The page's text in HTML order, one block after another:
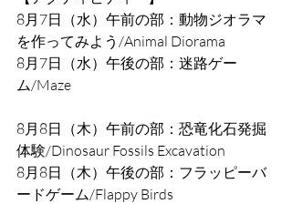
8月7日（水）午前の部：動物ジオラマ
を作ってみよう/Animal Diorama
8月7日（水）午後の部：迷路ゲー
ム/Maze
8月8日（木）午前の部：恐竜化石発掘
体験/Dinosaur Fossils Excavation
8月8日（木）午後の部：フラッピーバ
ードゲーム/Flappy Birds